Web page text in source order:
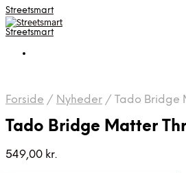
Streetsmart
Streetsmart
Forside / Nyheder / Tado Bridge
Tado Bridge Matter
549,00 kr.